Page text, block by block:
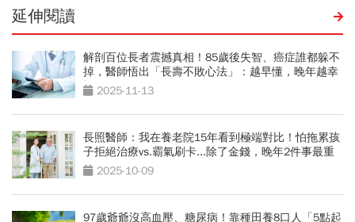
延伸閱讀
解剖百位長者震撼真相！85歲後失智、癌症誰都躲不
掉，醫師悟出「長壽不敗心法」：越早懂，晚年越幸
福 2025-11-13
長照醫師：我在養老院15年看到極端對比！怕拖累孩
子拒絕治療vs.霸氣刷卡...除了金錢，晚年2件事最重
要 2025-10-09
97歲爺爺沒高血壓、糖尿病！靠種田養8口人「5點起